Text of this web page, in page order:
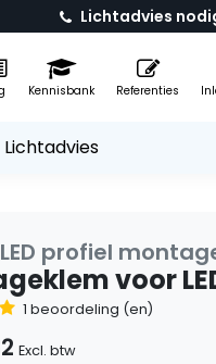
Lichtadvies
Kennisbank Referenties
profiel
voor
1 beoordeling (en)
Excl. btw